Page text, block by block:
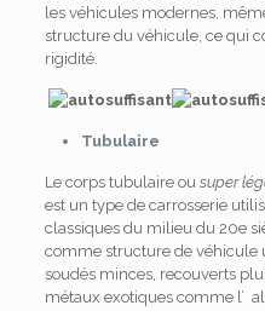
les véhicules modernes,
structure du véhicule, ce qui
rigidité.
Tubulaire
Le corps tubulaire ou super
est un type de carrosserie
classiques du milieu du 20e
comme structure de véhicule
soudés minces, recouverts
métaux exotiques comme l’